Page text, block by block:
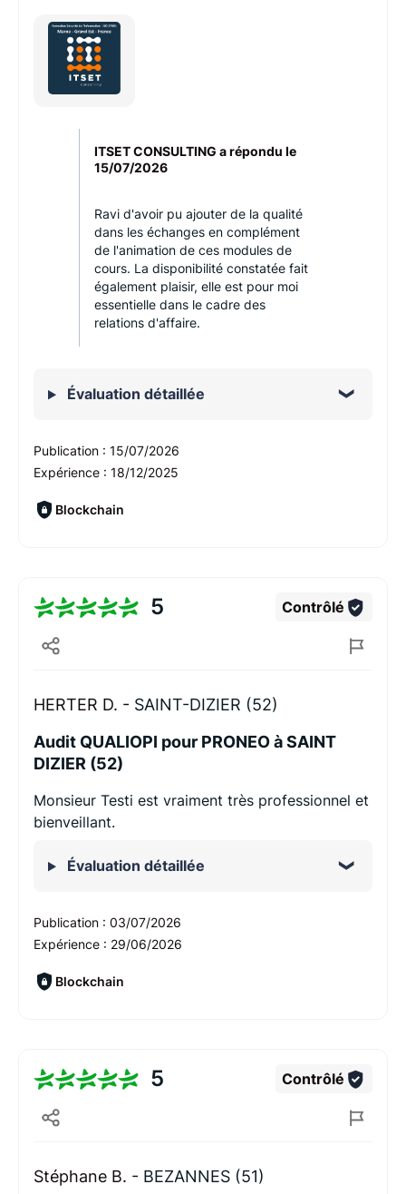
ITSET CONSULTING a répondu le
15/07/2026
Ravi d'avoir pu ajouter de la qualité
dans les échanges en complément
de l'animation de ces modules de
cours. La disponibilité constatée fait
également plaisir, elle est pour moi
essentielle dans le cadre des
relations d'affaire.
Évaluation détaillée
Publication : 15/07/2026
Expérience : 18/12/2025
Blockchain
5 Contrôlé
HERTER D. - SAINT-DIZIER (52)
Audit QUALIOPI pour PRONEO à SAINT
DIZIER (52)
Monsieur Testi est vraiment très professionnel et
bienveillant.
Évaluation détaillée
Publication : 03/07/2026
Expérience : 29/06/2026
Blockchain
5 Contrôlé
Stéphane B. - BEZANNES (51)